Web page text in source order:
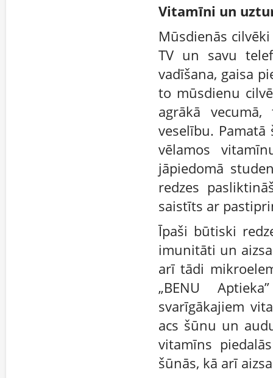
Vitamīni un
Mūsdienās
TV un savu
vadīšana, gaisa
to mūsdienu
agrākā
veselību.
vēlamos
jāpiedomā
redzes
saistīts ar
Īpaši būtiski
imunitāti un
arī tādi
„BENU
svarīgākajiem
acs šūnu un
vitamīns
šūnās, kā arī